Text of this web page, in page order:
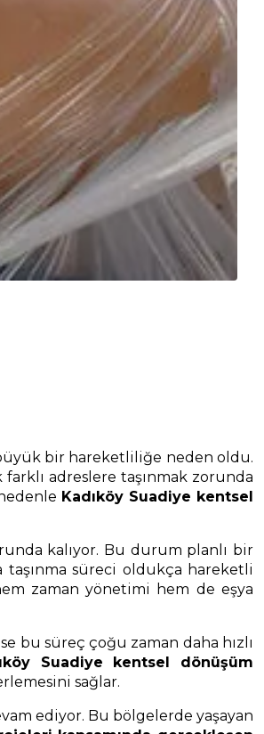
bir hareketliliğe neden oldu.
adreslere taşınmak zorunda
Kadıköy Suadiye kentsel
kalıyor. Bu durum planlı bir
süreci oldukça hareketli
zaman yönetimi hem de eşya
bu süreç çoğu zaman daha hızlı
Suadiye kentsel dönüşüm
sağlar.
ediyor. Bu bölgelerde yaşayan